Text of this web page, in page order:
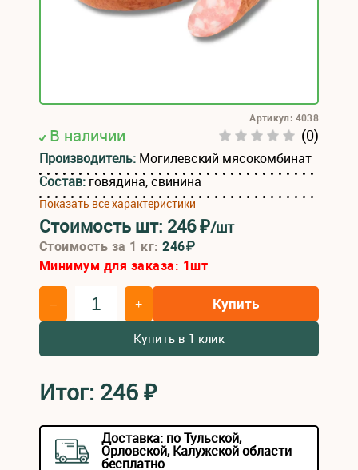
В наличии (0)
Артикул: 4038
Производитель: Могилевский мясокомбинат
Состав: говядина, свинина
Показать все характеристики
Стоимость шт: 246₽/шт
Стоимость за 1 кг:246₽
Минимум для заказа: 1шт
– + Купить
Купить в 1 клик
Итог: 246₽
Доставка: по Тульской,
Орловской, Калужской области
бесплатно